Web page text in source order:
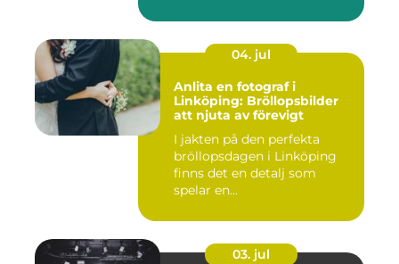
04. jul
Anlita en fotograf i
Linköping: Bröllopsbilder
att njuta av förevigt
I jakten på den perfekta
bröllopsdagen i Linköping
finns det en detalj som
spelar en...
03. jul